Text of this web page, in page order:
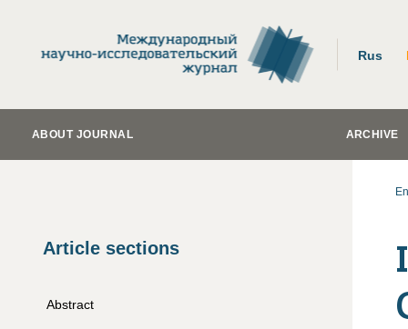
Rus
ABOUT JOURNAL ARCHIVE
Article sections
Abstract